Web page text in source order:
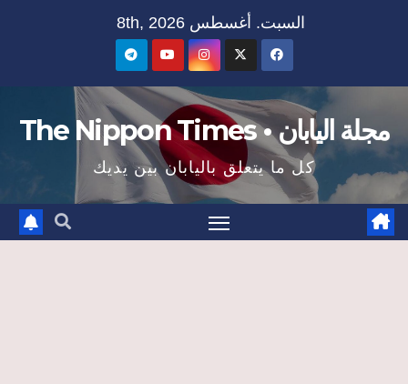
السبت. أغسطس 8th, 2026
مجلة اليابان • The Nippon Times
كل ما يتعلق باليابان بين يديك